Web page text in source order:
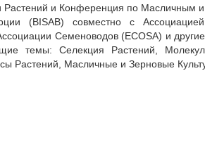
и Конференция по Масличным и
(BISAB) совместно с
Семеноводов (ECOSA) и
темы: Селекция Растений,
Растений, Масличные и Зерновые